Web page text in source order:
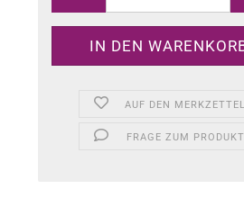
AUF DEN MERKZETTEL
FRAGE ZUM PRODUKT